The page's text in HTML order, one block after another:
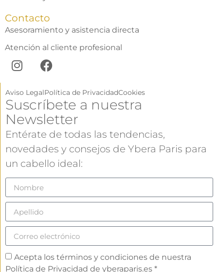
Contacto
Asesoramiento y asistencia directa
Atención al cliente profesional
Aviso LegalPolítica de PrivacidadCookies
Suscríbete a nuestra
Newsletter
Entérate de todas las tendencias,
novedades y consejos de Ybera Paris para
un cabello ideal:
Acepta los términos y condiciones de nuestra
Política de Privacidad de yberaparis.es *